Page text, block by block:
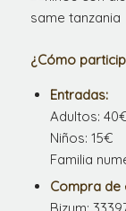
¿Cómo
Entradas:
Adultos:
Niños: 15€
Familia
Compra de